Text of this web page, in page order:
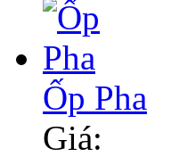
Ốp Pha
Giá: